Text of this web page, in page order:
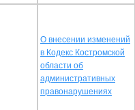
О внесении изменений
в Кодекс Костромской
области об
административных
правонарушениях